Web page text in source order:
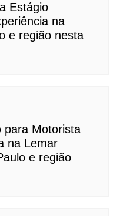
Estágio
na
e região nesta
para Motorista
na Lemar
e região